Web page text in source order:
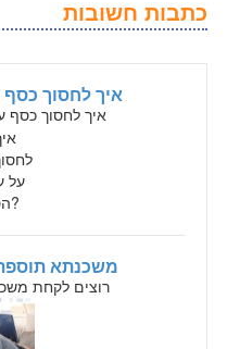
כתבות חשובות
איך לחסוך כסף
איך לחסוך כסף
משכנתא
רוצים לקחת